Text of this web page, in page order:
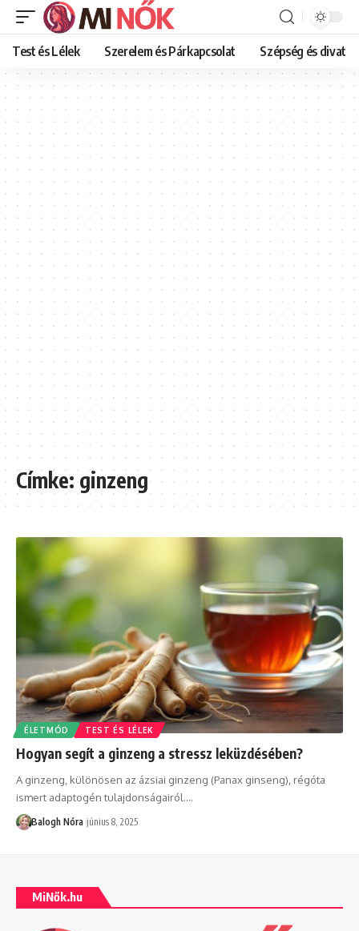
Test és Lélek Szerelem és Párkapcsolat Szépség és divat
Címke:ginzeng
ÉLETMÓD TEST ÉS LÉLEK
Hogyan segít a ginzeng a stressz leküzdésében?
A ginzeng, különösen az ázsiai ginzeng (Panax ginseng), régóta
ismert adaptogén tulajdonságairól.…
Balogh Nóra június 8, 2025
MiNők.hu